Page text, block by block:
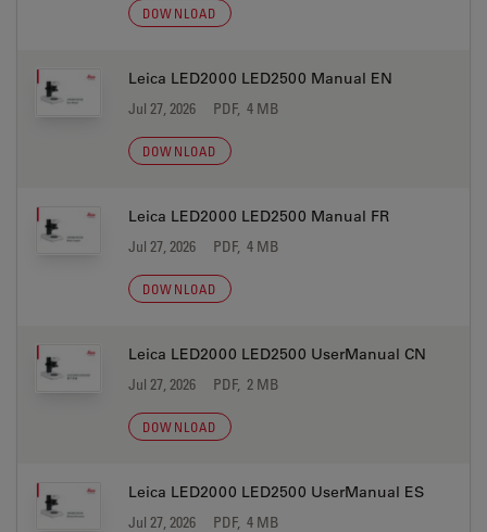
DOWNLOAD
Leica LED2000 LED2500 Manual EN
Jul 27, 2026 PDF, 4 MB
DOWNLOAD
Leica LED2000 LED2500 Manual FR
Jul 27, 2026 PDF, 4 MB
DOWNLOAD
Leica LED2000 LED2500 UserManual CN
Jul 27, 2026 PDF, 2 MB
DOWNLOAD
Leica LED2000 LED2500 UserManual ES
Jul 27, 2026 PDF, 4 MB